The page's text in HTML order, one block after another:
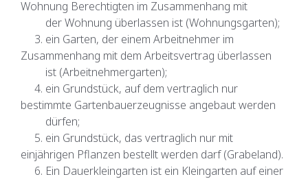
Wohnung Berechtigten im Zusammenhang mit
der Wohnung überlassen ist (Wohnungsgarten);
3. ein Garten, der einem Arbeitnehmer im
Zusammenhang mit dem Arbeitsvertrag überlassen
ist (Arbeitnehmergarten);
4. ein Grundstück, auf dem vertraglich nur
bestimmte Gartenbauerzeugnisse angebaut werden
dürfen;
5. ein Grundstück, das vertraglich nur mit
einjährigen Pflanzen bestellt werden darf (Grabeland).
6. Ein Dauerkleingarten ist ein Kleingarten auf einer